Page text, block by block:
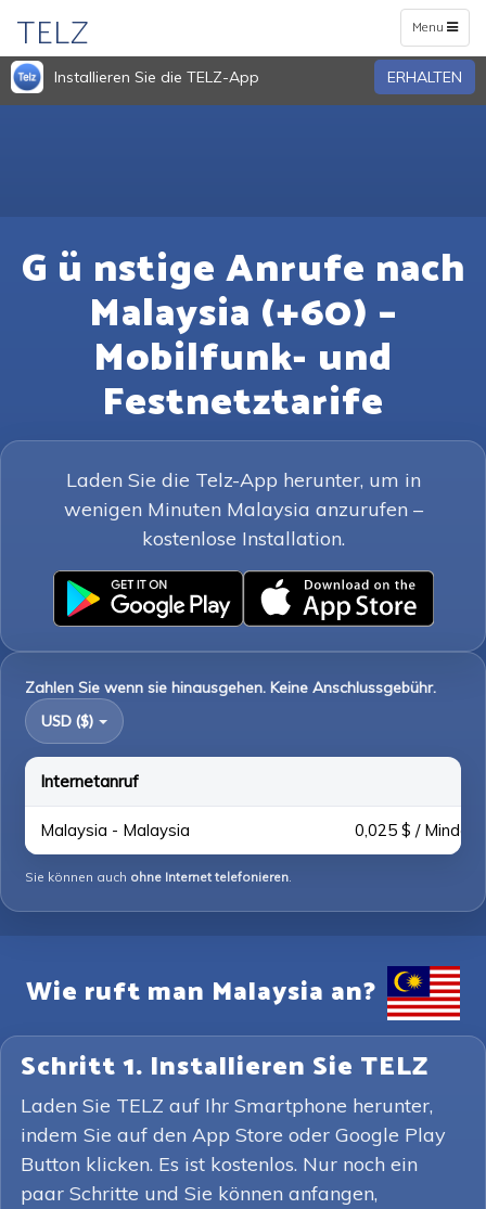
Toggle
navigation
Menu
TELZ
Installieren Sie die TELZ-App ERHALTEN
G ü nstige Anrufe nach
Malaysia (+60) –
Mobilfunk- und
Festnetztarife
Laden Sie die Telz-App herunter, um in
wenigen Minuten Malaysia anzurufen –
kostenlose Installation.
Zahlen Sie wenn sie hinausgehen. Keine Anschlussgebühr.
USD ($)
Internetanruf
Malaysia - Malaysia 0,025 $ /
Sie können auch ohne Internet telefonieren.
Wie ruft man Malaysia an?
Schritt 1. Installieren Sie TELZ
Laden Sie TELZ auf Ihr Smartphone herunter,
indem Sie auf den App Store oder Google Play
Button klicken. Es ist kostenlos. Nur noch ein
paar Schritte und Sie können anfangen,